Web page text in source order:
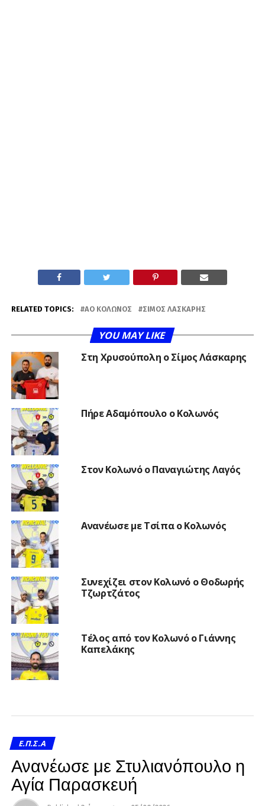
RELATED TOPICS: ΑΟ ΚΟΛΩΝΌΣ ΣΊΜΟΣ ΛΆΣΚΑΡΗΣ
YOU MAY LIKE
Στη Χρυσούπολη ο Σίμος Λάσκαρης
Πήρε Αδαμόπουλο ο Κολωνός
Στον Κολωνό ο Παναγιώτης Λαγός
Ανανέωσε με Τσίπα ο Κολωνός
Συνεχίζει στον Κολωνό ο Θοδωρής
Τζωρτζάτος
Τέλος από τον Κολωνό ο Γιάννης
Καπελάκης
Ε.Π.Σ.Α
Ανανέωσε με Στυλιανόπουλο η
Αγία Παρασκευή